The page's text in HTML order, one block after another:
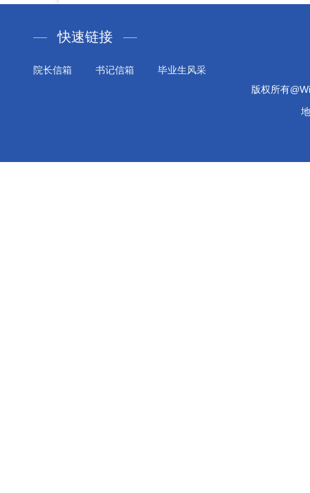
快速链接
院长信箱 书记信箱
毕业生风采
版权所有